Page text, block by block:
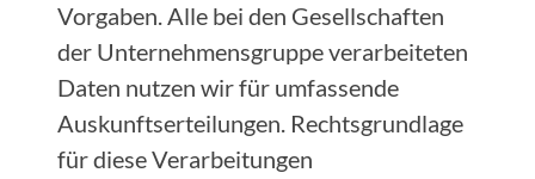
Vorgaben. Alle bei den Gesellschaften
der Unternehmensgruppe verarbeiteten
Daten nutzen wir für umfassende
Auskunftserteilungen. Rechtsgrundlage
für diese Verarbeitungen